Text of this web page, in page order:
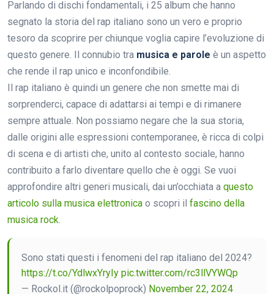
Parlando di dischi fondamentali, i 25 album che hanno
segnato la storia del rap italiano sono un vero e proprio
tesoro da scoprire per chiunque voglia capire l’evoluzione di
questo genere. Il connubio tra musica e parole è un aspetto
che rende il rap unico e inconfondibile.
Il rap italiano è quindi un genere che non smette mai di
sorprenderci, capace di adattarsi ai tempi e di rimanere
sempre attuale. Non possiamo negare che la sua storia,
dalle origini alle espressioni contemporanee, è ricca di colpi
di scena e di artisti che, unito al contesto sociale, hanno
contribuito a farlo diventare quello che è oggi. Se vuoi
approfondire altri generi musicali, dai un’occhiata a questo
articolo sulla musica elettronica o scopri il fascino della
musica rock.
Sono stati questi i fenomeni del rap italiano del 2024?
https://t.co/YdlwxYryIy pic.twitter.com/rc3llVYWQp
— Rockol.it (@rockolpoprock) November 22, 2024